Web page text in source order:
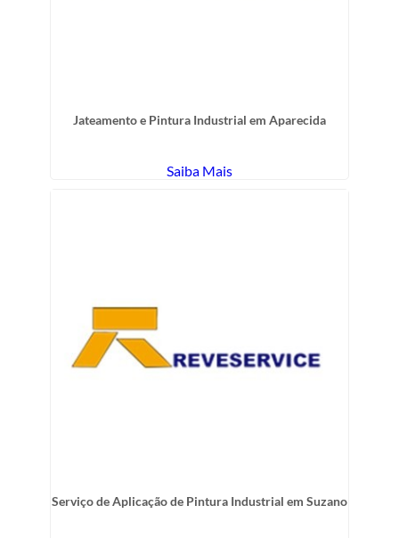
Jateamento e Pintura Industrial em Aparecida
Saiba Mais
Serviço de Aplicação de Pintura Industrial em Suzano